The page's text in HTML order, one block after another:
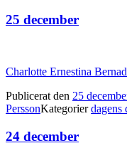
25 december
Charlotte Ernestina
Publicerat den 25
PerssonKategorier dagens
24 december